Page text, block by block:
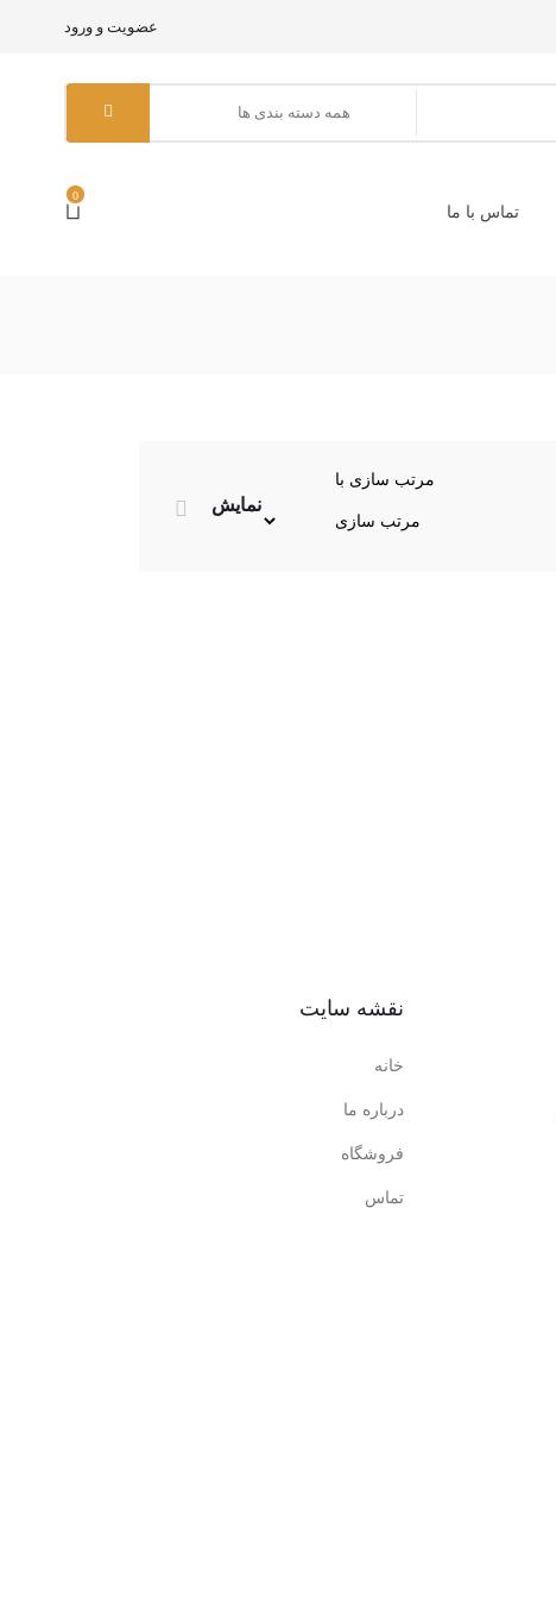
عضویت و ورود
تماس با ما
0
مرتب سازی با
نمایش
نقشه سایت
خانه
درباره ما
فروشگاه
تماس